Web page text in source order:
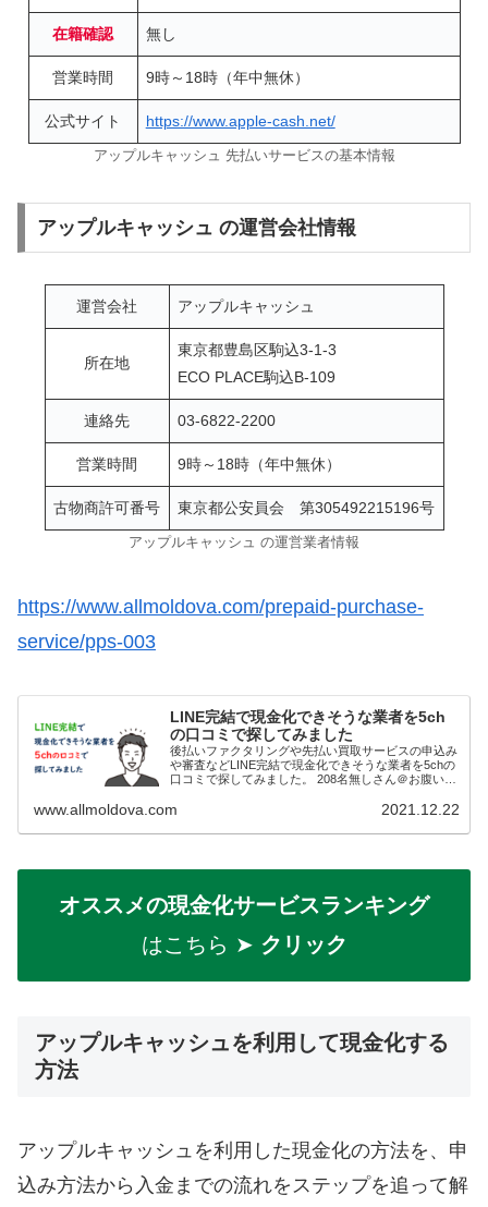
在籍確認 無し
営業時間 9時～18時（年中無休）
公式サイト https://www.apple-cash.net/
アップルキャッシュ 先払いサービスの基本情報
アップルキャッシュ の運営会社情報
運営会社 アップルキャッシュ
所在地
東京都豊島区駒込3-1-3
ECO PLACE駒込B-109
連絡先 03-6822-2200
営業時間 9時～18時（年中無休）
古物商許可番号 東京都公安員会 第305492215196号
アップルキャッシュ の運営業者情報
https://www.allmoldova.com/prepaid-purchase-
service/pps-003
LINE完結で現金化できそうな業者を5ch
の口コミで探してみました
後払いファクタリングや先払い買取サービスの申込み
や審査などLINE完結で現金化できそうな業者を5chの
口コミで探してみました。 208名無しさん＠お腹いっ
www.allmoldova.com 2021.12.22
オススメの現金化サービスランキング
はこちら ➤ クリック
アップルキャッシュを利用して現金化する
方法
アップルキャッシュを利用した現金化の方法を、申
込み方法から入金までの流れをステップを追って解